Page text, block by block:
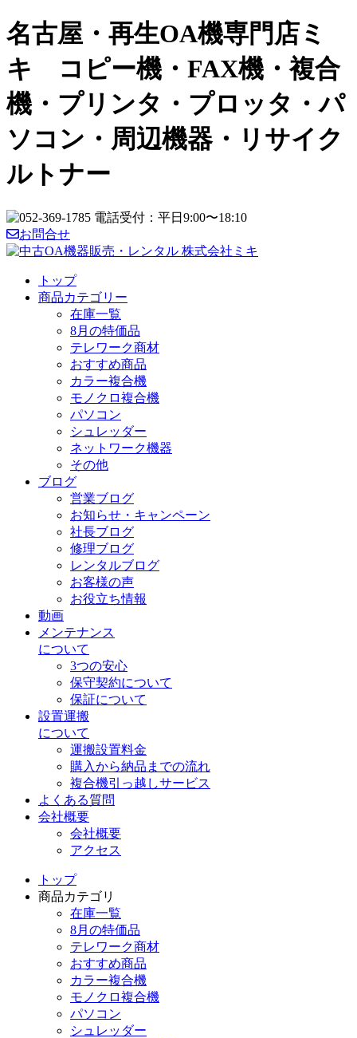
名古屋・再生OA機専門店ミ
キ コピー機・FAX機・複合
機・プリンタ・プロッタ・パ
ソコン・周辺機器・リサイク
ルトナー
お問合せ
トップ
商品カテゴリー
在庫一覧
8月の特価品
テレワーク商材
おすすめ商品
カラー複合機
モノクロ複合機
パソコン
シュレッダー
ネットワーク機器
その他
ブログ
営業ブログ
お知らせ・キャンペーン
社長ブログ
修理ブログ
レンタルブログ
お客様の声
お役立ち情報
動画
メンテナンス
について
3つの安心
保守契約について
保証について
設置運搬
について
運搬設置料金
購入から納品までの流れ
複合機引っ越しサービス
よくある質問
会社概要
会社概要
アクセス
トップ
商品カテゴリ
在庫一覧
8月の特価品
テレワーク商材
おすすめ商品
カラー複合機
モノクロ複合機
パソコン
シュレッダー